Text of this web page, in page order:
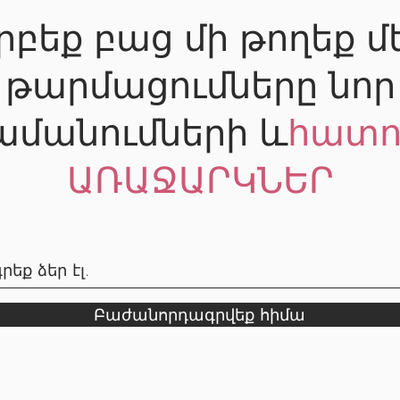
բաց մի թողեք
թարմացումները նոր
և
ԱՌԱՋԱՐԿՆԵՐ
Բաժանորդագրվեք հիմա